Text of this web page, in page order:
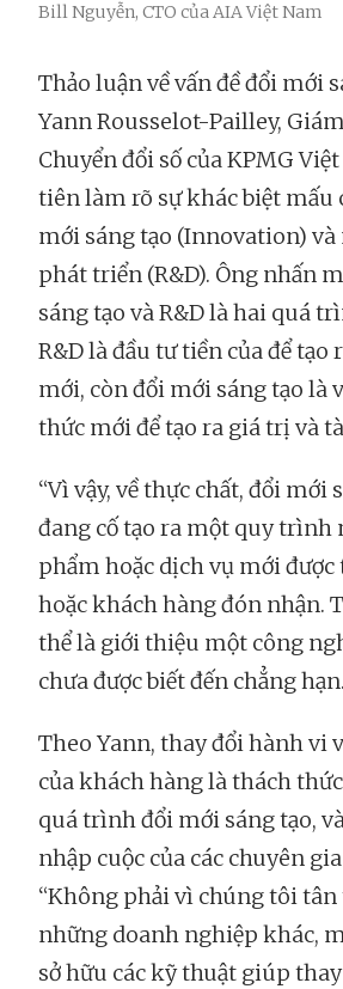
Bill Nguyễn, CTO của AIA Việt Nam
Thảo luận về vấn đề đổi mới
Yann Rousselot-Pailley,
Chuyển đổi số của KPMG
tiên làm rõ sự khác biệt mấu
mới sáng tạo (Innovation)
phát triển (R&D). Ông nhấn
sáng tạo và R&D là hai quá
R&D là đầu tư tiền của để tạo
mới, còn đổi mới sáng tạo là
thức mới để tạo ra giá trị và
“Vì vậy, về thực chất, đổi mới
đang cố tạo ra một quy trình
phẩm hoặc dịch vụ mới
hoặc khách hàng đón nhận.
thể là giới thiệu một công
chưa được biết đến chẳng
Theo Yann, thay đổi hành vi
của khách hàng là thách
quá trình đổi mới sáng tạo,
nhập cuộc của các chuyên
“Không phải vì chúng tôi
những doanh nghiệp khác,
sở hữu các kỹ thuật giúp